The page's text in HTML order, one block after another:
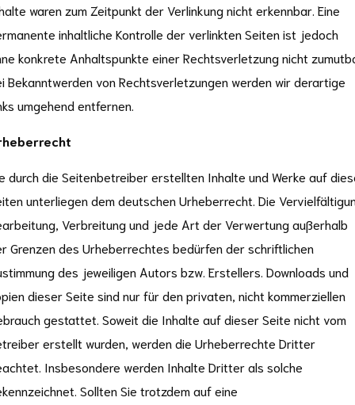
waren zum Zeitpunkt der Verlinkung nicht erkennbar. Eine
inhaltliche Kontrolle der verlinkten Seiten ist jedoch
konkrete Anhaltspunkte einer Rechtsverletzung nicht
Bekanntwerden von Rechtsverletzungen werden wir derartige
umgehend entfernen.
durch die Seitenbetreiber erstellten Inhalte und Werke auf
unterliegen dem deutschen Urheberrecht. Die
Verbreitung und jede Art der Verwertung außerhalb
Grenzen des Urheberrechtes bedürfen der schriftlichen
des jeweiligen Autors bzw. Erstellers. Downloads und
dieser Seite sind nur für den privaten, nicht kommerziellen
gestattet. Soweit die Inhalte auf dieser Seite nicht vom
erstellt wurden, werden die Urheberrechte Dritter
Insbesondere werden Inhalte Dritter als solche
Sollten Sie trotzdem auf eine